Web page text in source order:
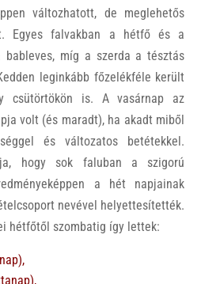
változhatott, de meglehetős
Egyes falvakban a hétfő és a
bableves, míg a szerda a tésztás
leginkább főzelékféle került
csütörtökön is. A vasárnap az
volt (és maradt), ha akadt miből
és változatos betétekkel.
hogy sok faluban a szigorú
a hét napjainak
nevével helyettesítették.
hétfőtől szombatig így lettek: